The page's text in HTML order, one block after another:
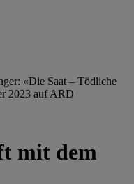
«Die Saat – Tödliche
2023 auf ARD
mit dem